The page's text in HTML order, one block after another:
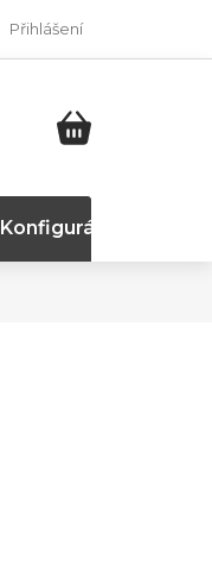
Přihlášení
NÁKUPNÍ
KOŠÍK
Konfigurátor